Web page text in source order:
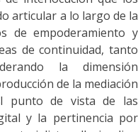
articular a lo largo de la
de empoderamiento y
de continuidad, tanto
la dimensión
de la mediación
punto de vista de las
y la pertinencia por